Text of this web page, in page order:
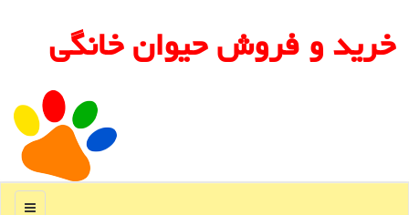
خرید و فروش حیوان خانگی
منو